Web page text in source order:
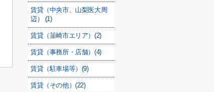
賃貸（中央市、山梨医大周
辺） (1)
賃貸（韮崎市エリア）(2)
賃貸（事務所・店舗）(4)
賃貸（駐車場等）(9)
賃貸（その他）(22)